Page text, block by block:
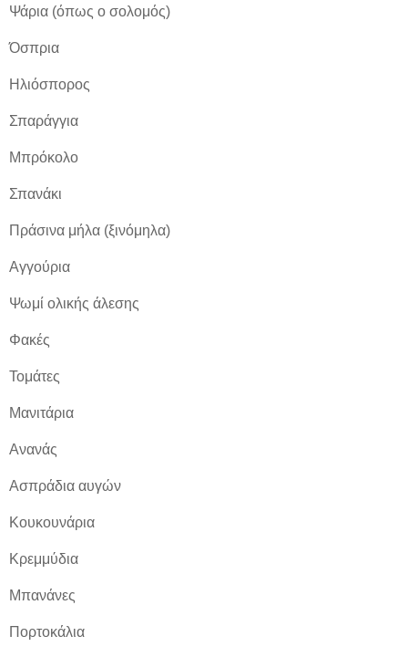
Ψάρια (όπως ο σολομός)
Όσπρια
Ηλιόσπορος
Σπαράγγια
Μπρόκολο
Σπανάκι
Πράσινα μήλα (ξινόμηλα)
Αγγούρια
Ψωμί ολικής άλεσης
Φακές
Τομάτες
Μανιτάρια
Ανανάς
Ασπράδια αυγών
Κουκουνάρια
Κρεμμύδια
Μπανάνες
Πορτοκάλια